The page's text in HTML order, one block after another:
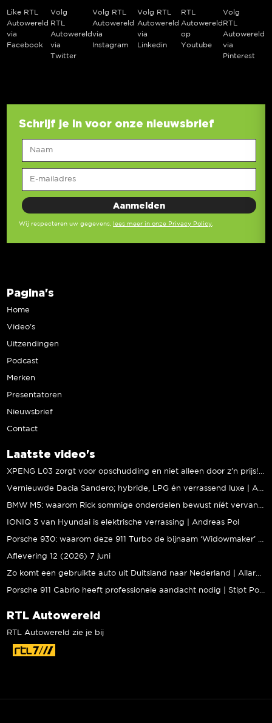
Like RTL
Autowereld
via
Facebook
Volg
RTL
Autowereld
via
Twitter
Volg RTL
Autowereld
via
Instagram
Volg RTL
Autowereld
via
Linkedin
RTL
Autowereld
op
Youtube
Volg
RTL
Autowereld
via
Pinterest
Schrijf je in voor onze nieuwsbrief
Wij respecteren uw gegevens, lees meer in onze Privacy Policy
Pagina's
Home
Video’s
Uitzendingen
Podcast
Merken
Presentatoren
Nieuwsbrief
Contact
Laatste video's
IONIQ 3 van Hyundai is elektrische verrassing | Andreas Pol
Aflevering 12 (2026) 7 juni
RTL Autowereld
RTL Autowereld zie je bij